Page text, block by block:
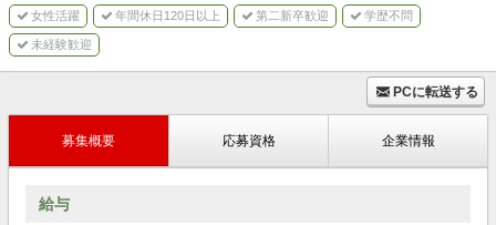
女性活躍 年間休日120日以上 第二新卒歓迎 学歴不問
未経験歓迎
PCに転送する
募集概要 応募資格 企業情報
給与